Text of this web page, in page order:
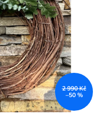
2 990 Kč
–50 %